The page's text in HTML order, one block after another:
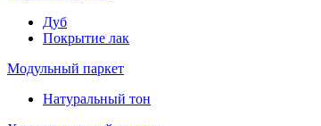
Дуб
Покрытие лак
Модульный паркет
Натуральный тон